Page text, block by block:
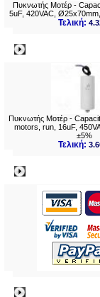
Πυκνωτής Μοτέρ -
5uF, 420VAC,
Τελική:
Πυκνωτής Μοτέρ -
motors, run, 16uF,
±5%
Τελική: